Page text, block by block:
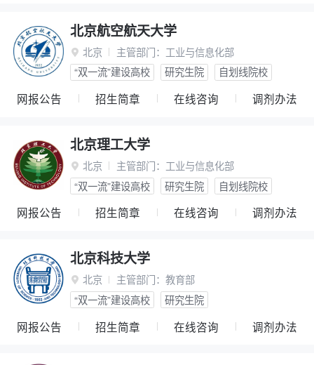
北京航空航天大学
 北京 主管部门： 工业与信息化部
“双一流”建设高校
研究生院 自划线院校
网报公告 招生简章 在线咨询 调剂办法
北京理工大学
 北京 主管部门： 工业与信息化部
“双一流”建设高校
研究生院 自划线院校
网报公告 招生简章 在线咨询 调剂办法
北京科技大学
 北京 主管部门： 教育部
“双一流”建设高校
研究生院
网报公告 招生简章 在线咨询 调剂办法